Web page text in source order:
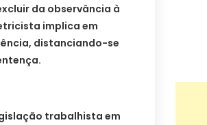
da observância à
implica em
distanciando-se
trabalhista em